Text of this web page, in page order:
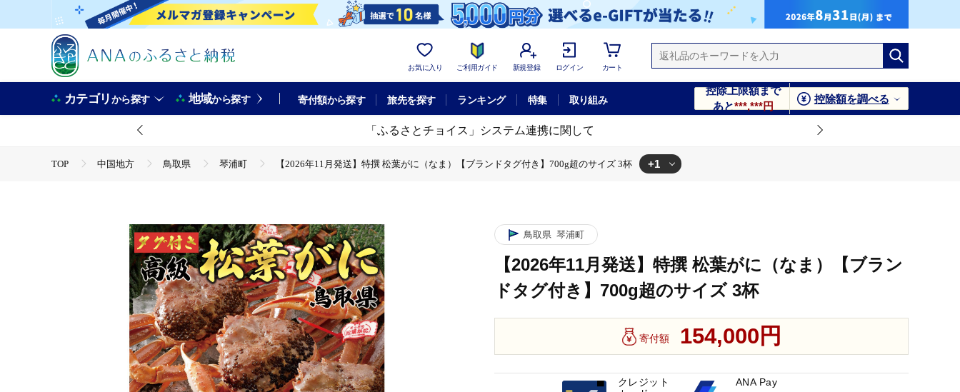
お気に入り ご利用ガイド 新規登録 ログイン カート
カテゴリから探す 地域から探す 寄付額から探す 旅先を探す ランキング 特集 取り組み
控除上限額まで
あと***,***円
控除額を調べる
「ふるさとチョイス」システム連携に関して
TOP 中国地方 鳥取県 琴浦町 【2026年11月発送】特撰 松葉がに（なま）【ブランドタグ付き】700g超のサイズ 3杯 +1
鳥取県 琴浦町
【2026年11月発送】特撰 松葉がに（なま）【ブラン
ドタグ付き】700g超のサイズ 3杯
寄付額 154,000円
クレジット
ANA Pay